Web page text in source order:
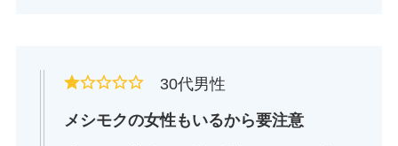
30代男性
メシモクの女性もいるから要注意